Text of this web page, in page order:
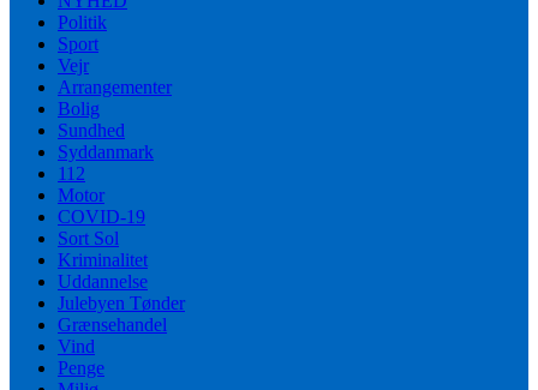
Politik
Sport
Vejr
Arrangementer
Bolig
Sundhed
Syddanmark
112
Motor
COVID-19
Sort Sol
Kriminalitet
Uddannelse
Julebyen Tønder
Grænsehandel
Vind
Penge